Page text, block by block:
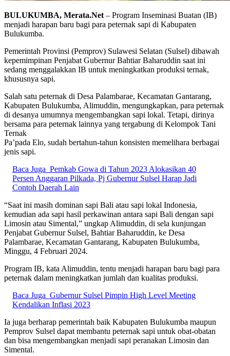
BULUKUMBA, Merata.Net – Program Inseminasi Buatan (IB)
menjadi harapan baru bagi para peternak sapi di Kabupaten
Bulukumba.
Pemerintah Provinsi (Pemprov) Sulawesi Selatan (Sulsel) dibawah
kepemimpinan Penjabat Gubernur Bahtiar Baharuddin saat ini
sedang menggalakkan IB untuk meningkatkan produksi ternak,
khususnya sapi.
Salah satu peternak di Desa Palambarae, Kecamatan Gantarang,
Kabupaten Bulukumba, Alimuddin, mengungkapkan, para peternak
di desanya umumnya mengembangkan sapi lokal. Tetapi, dirinya
bersama para peternak lainnya yang tergabung di Kelompok Tani
Ternak
Pa’pada Elo, sudah bertahun-tahun konsisten memelihara berbagai
jenis sapi.
Baca Juga Pemkab Gowa di Tahun 2023 Alokasikan 40
Persen Anggaran Pilkada, Pj Gubernur Sulsel Harap Jadi
Contoh Daerah Lain
“Saat ini masih dominan sapi Bali atau sapi lokal Indonesia,
kemudian ada sapi hasil perkawinan antara sapi Bali dengan sapi
Limosin atau Simental,” ungkap Alimuddin, di sela kunjungan
Penjabat Gubernur Sulsel, Bahtiar Baharuddin, ke Desa
Palambarae, Kecamatan Gantarang, Kabupaten Bulukumba,
Minggu, 4 Februari 2024.
Program IB, kata Alimuddin, tentu menjadi harapan baru bagi para
peternak dalam meningkatkan jumlah dan kualitas produksi.
Baca Juga Gubernur Sulsel Pimpin High Level Meeting
Kendalikan Inflasi 2023
Ia juga berharap pemerintah baik Kabupaten Bulukumba maupun
Pemprov Sulsel dapat membantu peternak sapi untuk obat-obatan
dan bisa mengembangkan menjadi sapi peranakan Limosin dan
Simental.